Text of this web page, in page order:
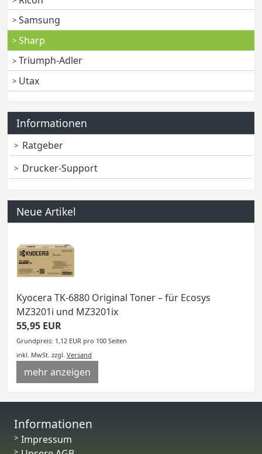
Samsung
Sharp
Triumph-Adler
Utax
Informationen
Ratgeber
Drucker-Support
Neue Artikel
Kyocera TK-6880 Original Toner – für Ecosys
MZ3201i und MZ3201ix
55,95 EUR
Grundpreis: 1,12 EUR pro 100 Seiten
inkl. MwSt. zzgl. Versand
mehr anzeigen
Informationen
Impressum